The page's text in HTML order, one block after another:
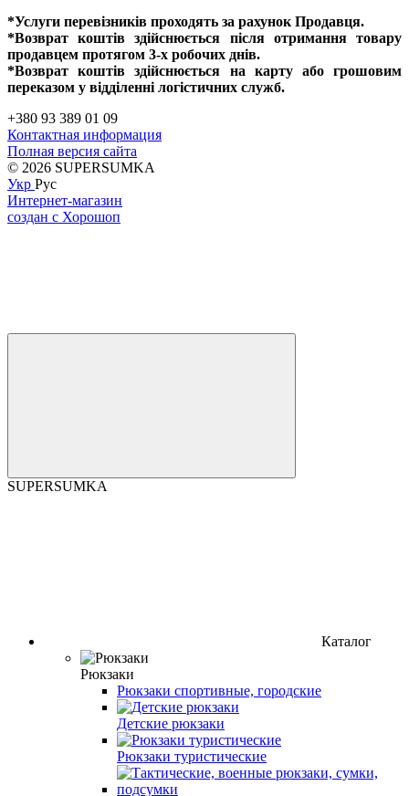
*Услуги перевізників проходять за рахунок Продавця.
*Возврат коштів здійснюється після отримання товару
продавцем протягом 3-х робочих днів.
*Возврат коштів здійснюється на карту або грошовим
переказом у відділенні логістичних служб.
+380 93 389 01 09
Контактная информация
Полная версия сайта
© 2026 SUPERSUMKA
Укр Рус
Интернет-магазин
создан с Хорошоп
SUPERSUMKA
Каталог
Рюкзаки
Рюкзаки спортивные, городские
Детские рюкзаки
Рюкзаки туристические